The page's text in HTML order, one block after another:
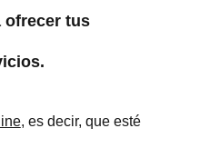
ofrecer tus
, es decir, que esté